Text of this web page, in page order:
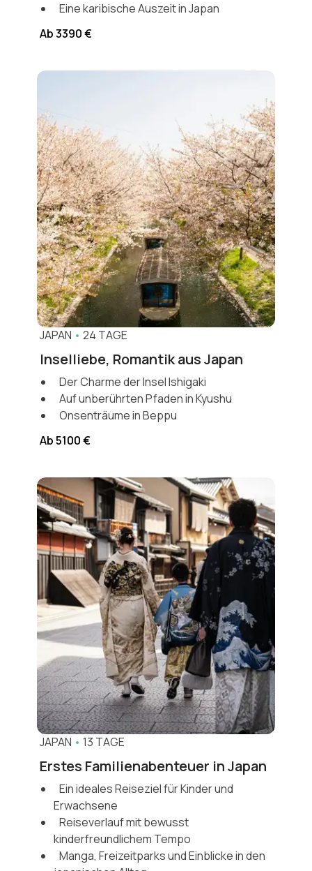
Eine karibische Auszeit in Japan
Ab 3390 €
JAPAN • 24 TAGE
Inselliebe, Romantik aus Japan
Der Charme der Insel Ishigaki
Auf unberührten Pfaden in Kyushu
Onsenträume in Beppu
Ab 5100 €
JAPAN • 13 TAGE
Erstes Familienabenteuer in Japan
Ein ideales Reiseziel für Kinder und
Erwachsene
Reiseverlauf mit bewusst
kinderfreundlichem Tempo
Manga, Freizeitparks und Einblicke in den